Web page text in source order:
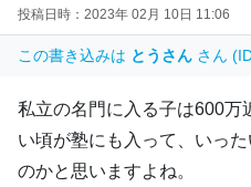
投稿日時：2023年 02月 10日 11:06
この書き込みは とうさん さん
私立の名門に入る子は600万
い頃が塾にも入って、いっ
のかと思いますよね。